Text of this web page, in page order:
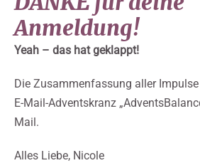
Anmeldung!
Yeah – das hat geklappt!
Die Zusammenfassung aller
E-Mail-Adventskranz
Mail.
Alles Liebe, Nicole